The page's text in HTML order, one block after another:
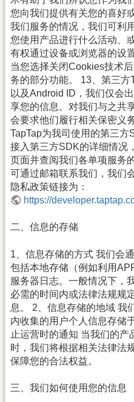
您向我们提供有关您的喜好
我们服务的情况，我们可利
您使用产品进行什么活动、
有权通过设备或浏览器的设
当您选择关闭Cookies技术
务的部分功能。 13、第三
以及Android ID，我们仅会
享您的信息。对我们与之共
会要求他们履行相关保密义
TapTap为我司使用的第三
接入第三方SDK的详细情况
页面并查阅我们各单项服务
可通过邮箱联系我们，我们
隐私政策链接为：
https://
二、信息的存储
1、信息存储的方式 我们会
包括本地存储（例如利用
服务器日志。一般情况下，
必需的时间内或法律法规规
息。 2、信息存储的地域 我
内收集的用户个人信息存储
止运营时的通知 当我们的
时，我们将根据相关法律法
保障您的合法权益。
三、我们如何使用您的信息